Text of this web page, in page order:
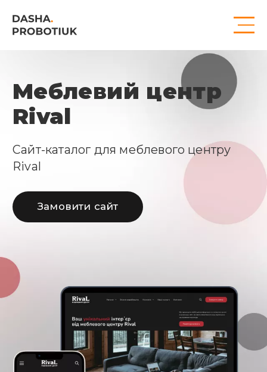
Меблевий центр
Rival
Сайт-каталог для меблевого центру
Rival
Замовити сайт
Надіслати